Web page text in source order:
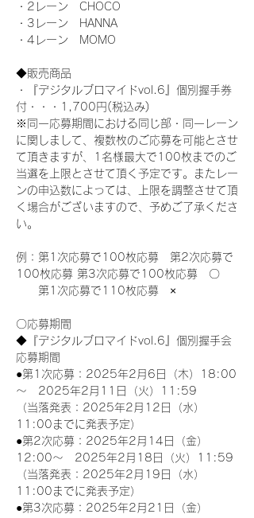
・2レーン　CHOCO
・3レーン　HANNA
・4レーン　MOMO
◆販売商品
・『デジタルブロマイドvol.6』個別握手券
付・・・1,700円(税込み)
※同一応募期間における同じ部・同一レーン
に関しまして、複数枚のご応募を可能とさせ
て頂きますが、1名様最大で100枚までのご
当選を上限とさせて頂く予定です。またレー
ンの申込数によっては、上限を調整させて頂
く場合がございますので、予めご了承くださ
い。
例：第1次応募で100枚応募　第2次応募で
100枚応募 第3次応募で100枚応募　〇
第1次応募で110枚応募　×
〇応募期間
◆『デジタルブロマイドvol.6』個別握手会
応募期間
●第1次応募：2025年2月6日（木）18:00
～　2025年2月11日（火）11:59
（当落発表：2025年2月12日（水）
11:00までに発表予定）
●第2次応募：2025年2月14日（金）
12:00～　2025年2月18日（火）11:59
（当落発表：2025年2月19日（水）
11:00までに発表予定）
●第3次応募：2025年2月21日（金）